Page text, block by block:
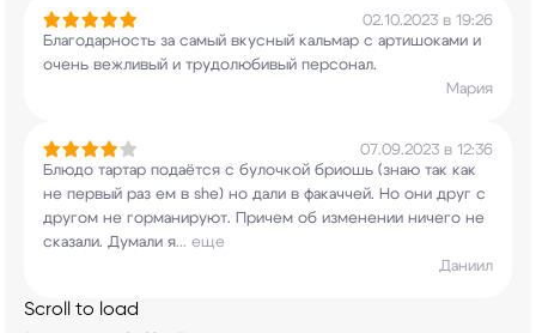
02.10.2023 в 19:26
Благодарность за самый вкусный кальмар с артишоками и
очень вежливый и трудолюбивый персонал.
Мария
07.09.2023 в 12:36
Блюдо тартар подаётся с булочкой бриошь (знаю так как
не первый раз ем в she) но дали в факаччей. Но они друг с
другом не горманируют. Причем об изменении ничего не
сказали. Думали я... еще
Даниил
Scroll to load